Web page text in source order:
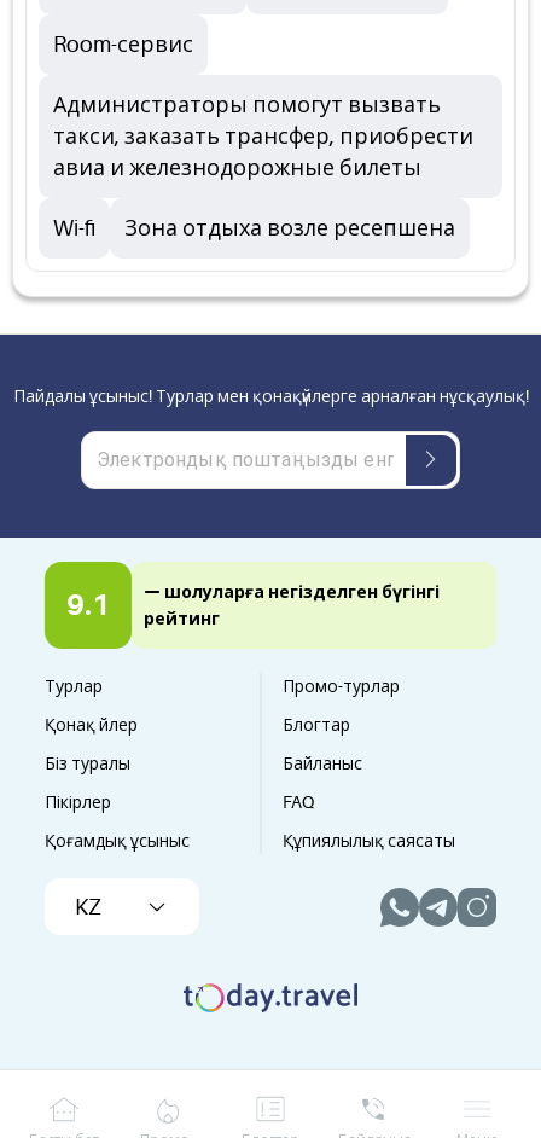
Room-сервис
Администраторы помогут вызвать
такси, заказать трансфер, приобрести
авиа и железнодорожные билеты
Wi-fi Зона отдыха возле ресепшена
9.1
— шолуларға негізделген бүгінгі
рейтинг
Турлар
Промо-турлар
Қонақ үйлер
Блогтар
Біз туралы
Байланыс
Пікірлер
FAQ
Қоғамдық ұсыныс
Құпиялылық саясаты
KZ
Пайдалы ұсыныс! Турлар мен қонақүйлерге арналған нұсқаулық!